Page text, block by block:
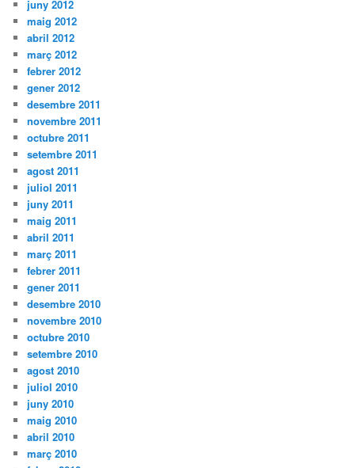
juny 2012
maig 2012
abril 2012
març 2012
febrer 2012
gener 2012
desembre 2011
novembre 2011
octubre 2011
setembre 2011
agost 2011
juliol 2011
juny 2011
maig 2011
abril 2011
març 2011
febrer 2011
gener 2011
desembre 2010
novembre 2010
octubre 2010
setembre 2010
agost 2010
juliol 2010
juny 2010
maig 2010
abril 2010
març 2010